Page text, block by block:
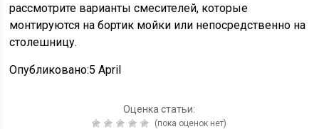
рассмотрите варианты смесителей, которые
монтируются на бортик мойки или непосредственно на
столешницу.
Опубликовано:5 April
Оценка статьи:
(пока оценок нет)